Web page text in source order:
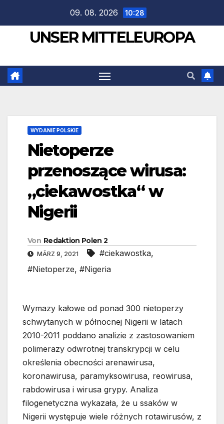
springen
09. 08. 2026 10:28
UNSER MITTELEUROPA
WYDANIE POLSKIE
Nietoperze
przenoszące wirusa:
„ciekawostka“ w
Nigerii
Von Redaktion Polen 2
MÄRZ 9, 2021 #ciekawostka,
#Nietoperze, #Nigeria
Wymazy kałowe od ponad 300 nietoperzy
schwytanych w północnej Nigerii w latach
2010-2011 poddano analizie z zastosowaniem
polimerazy odwrotnej transkrypcji w celu
określenia obecności arenawirusa,
koronawirusa, paramyksowirusa, reowirusa,
rabdowirusa i wirusa grypy. Analiza
filogenetyczna wykazała, że u ssaków w
Nigerii występuje wiele różnych rotawirusów, z